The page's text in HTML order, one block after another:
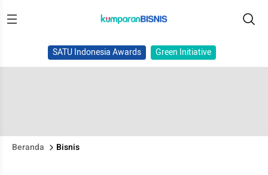
SATU Indonesia Awards Green Initiative
Beranda Bisnis